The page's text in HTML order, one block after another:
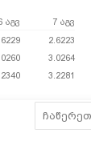
აგვ
7 აგვ
2.6223
3.0264
3.2281